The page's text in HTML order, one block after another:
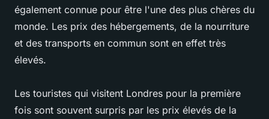
également connue pour être l'une des plus chères du
monde. Les prix des hébergements, de la nourriture
et des transports en commun sont en effet très
élevés.
Les touristes qui visitent Londres pour la première
fois sont souvent surpris par les prix élevés de la